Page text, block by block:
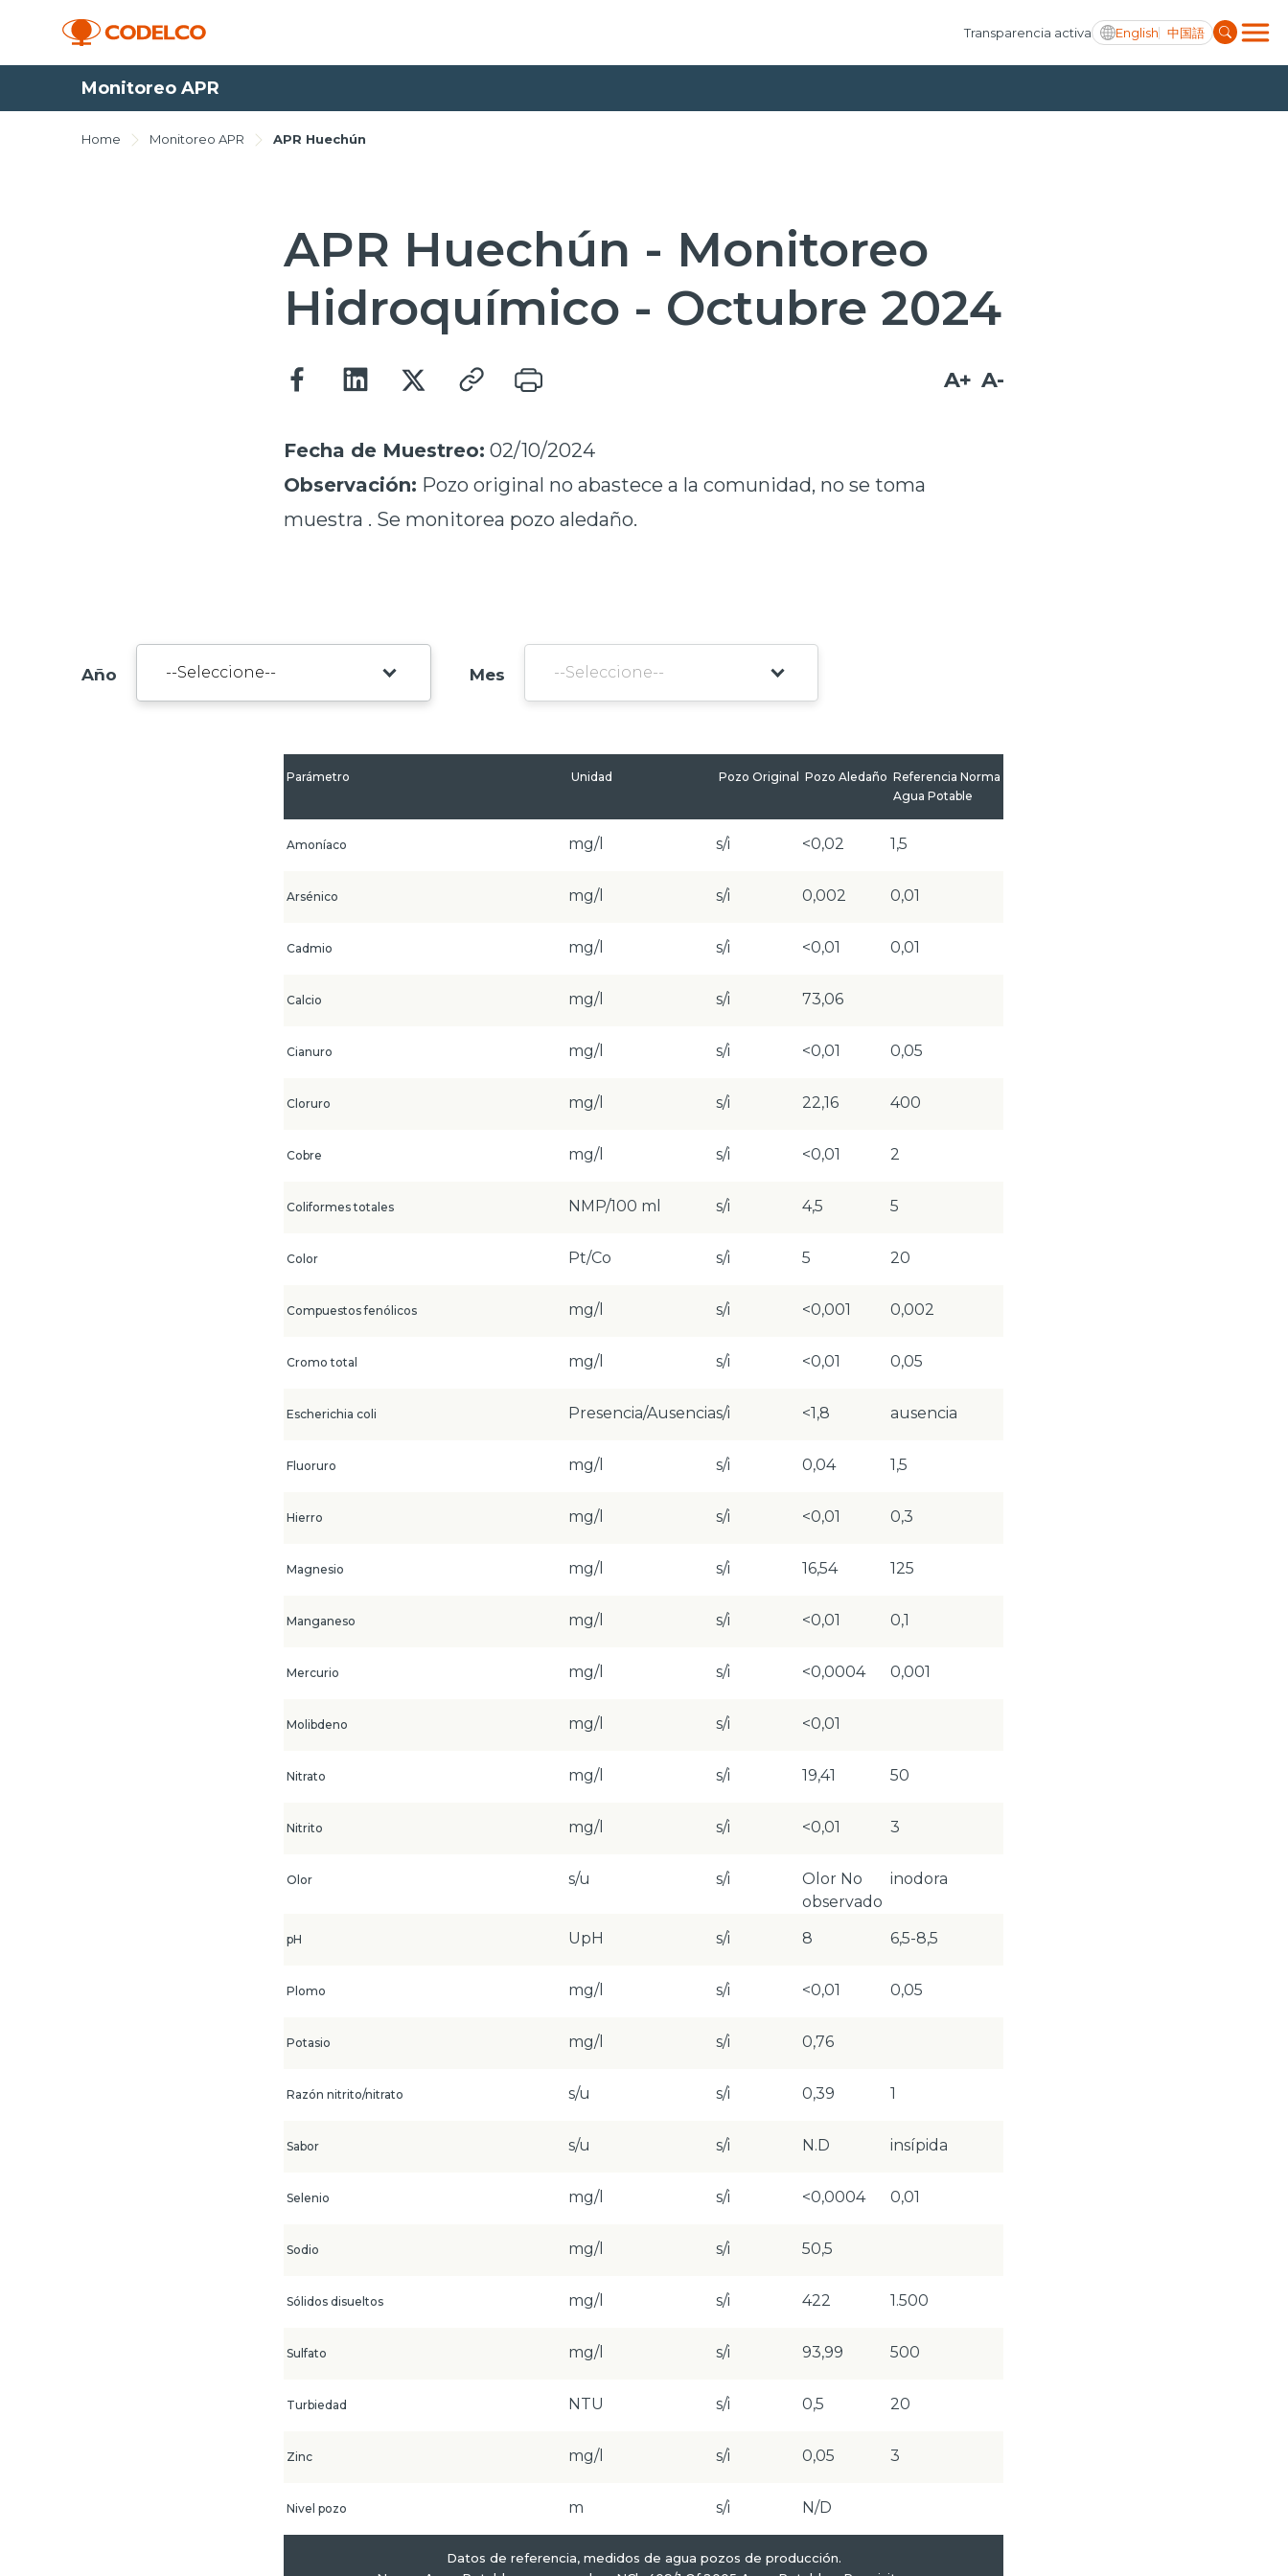
Transparencia activa English 中国語
Monitoreo APR
Home Monitoreo APR APR Huechún
APR Huechún - Monitoreo
Hidroquímico - Octubre 2024
A+ A-
Fecha de Muestreo: 02/10/2024
Observación: Pozo original no abastece a la comunidad, no se toma
muestra . Se monitorea pozo aledaño.
Año Mes
Parámetro Unidad Pozo Original Pozo Aledaño Referencia Norma
Agua Potable
Amoníaco mg/l s/i <0,02 1,5
Arsénico mg/l s/i 0,002 0,01
Cadmio mg/l s/i <0,01 0,01
Calcio mg/l s/i 73,06
Cianuro mg/l s/i <0,01 0,05
Cloruro mg/l s/i 22,16 400
Cobre mg/l s/i <0,01 2
Coliformes totales NMP/100 ml s/i 4,5 5
Color Pt/Co s/i 5 20
Compuestos fenólicos mg/l s/i <0,001 0,002
Cromo total mg/l s/i <0,01 0,05
Escherichia coli Presencia/Ausencias/i <1,8 ausencia
Fluoruro mg/l s/i 0,04 1,5
Hierro mg/l s/i <0,01 0,3
Magnesio mg/l s/i 16,54 125
Manganeso mg/l s/i <0,01 0,1
Mercurio mg/l s/i <0,0004 0,001
Molibdeno mg/l s/i <0,01
Nitrato mg/l s/i 19,41 50
Nitrito mg/l s/i <0,01 3
Olor s/u s/i
Olor No
observado
inodora
pH UpH s/i 8 6,5-8,5
Plomo mg/l s/i <0,01 0,05
Potasio mg/l s/i 0,76
Razón nitrito/nitrato s/u s/i 0,39 1
Sabor s/u s/i N.D insípida
Selenio mg/l s/i <0,0004 0,01
Sodio mg/l s/i 50,5
Sólidos disueltos mg/l s/i 422 1.500
Sulfato mg/l s/i 93,99 500
Turbiedad NTU s/i 0,5 20
Zinc mg/l s/i 0,05 3
Nivel pozo m s/i N/D
Datos de referencia, medidos de agua pozos de producción.